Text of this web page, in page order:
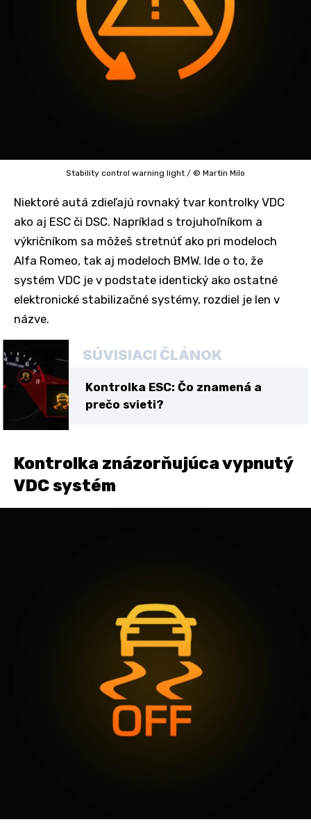
Stability control warning light / © Martin Milo
Niektoré autá zdieľajú rovnaký tvar kontrolky VDC
ako aj ESC či DSC. Napríklad s trojuhoľníkom a
výkričníkom sa môžeš stretnúť ako pri modeloch
Alfa Romeo, tak aj modeloch BMW. Ide o to, že
systém VDC je v podstate identický ako ostatné
elektronické stabilizačné systémy, rozdiel je len v
názve.
SÚVISIACI ČLÁNOK
Kontrolka ESC: Čo znamená a
prečo svieti?
Kontrolka znázorňujúca vypnutý
VDC systém